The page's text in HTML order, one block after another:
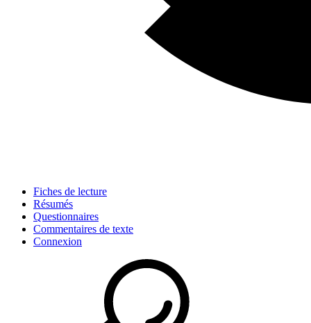
Fiches de lecture
Résumés
Questionnaires
Commentaires de texte
Connexion